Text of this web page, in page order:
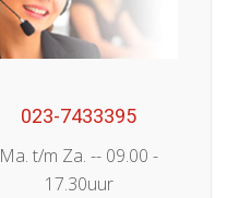
023-7433395
Ma. t/m Za. -- 09.00 -
17.30uur